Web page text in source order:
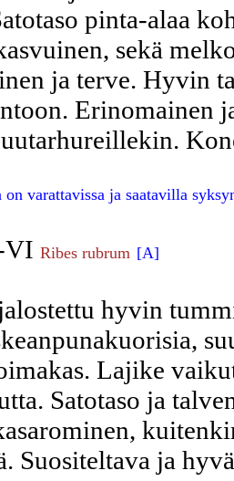
pinta-alaa
sekä
ja terve. Hyvin
varattavissa ja saatavilla
VI Ribes rubrum [A]
hyvin
Lajike
Satotaso ja
Suositeltava ja